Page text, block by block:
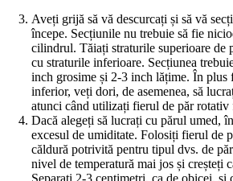
Aveți grijă să vă descurcați și să vă
începe. Secțiunile nu trebuie să fie
cilindrul. Tăiați straturile superioare de
cu straturile inferioare. Secțiunea
inch grosime și 2-3 inch lățime. În plus
inferior, veți dori, de asemenea, să
atunci când utilizați fierul de păr
Dacă alegeți să lucrați cu părul umed,
excesul de umiditate. Folosiți fierul de
căldură potrivită pentru tipul dvs. de
nivel de temperatură mai jos și creșteți
Separați 2-3 centimetri, ca de obicei,